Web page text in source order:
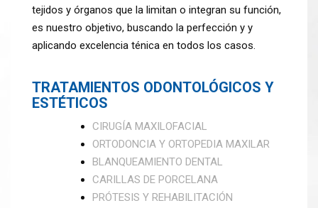
tejidos y órganos que la limitan o integran su función,
es nuestro objetivo, buscando la perfección y y
aplicando excelencia ténica en todos los casos.
TRATAMIENTOS ODONTOLÓGICOS Y
ESTÉTICOS
CIRUGÍA MAXILOFACIAL
ORTODONCIA Y ORTOPEDIA MAXILAR
BLANQUEAMIENTO DENTAL
CARILLAS DE PORCELANA
PRÓTESIS Y REHABILITACIÓN